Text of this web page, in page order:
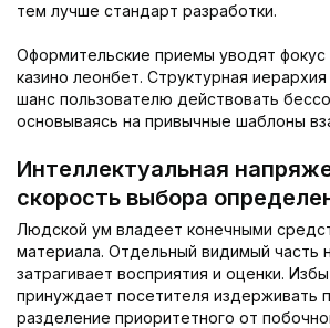
тем лучше стандарт разработки.
Оформительские приемы уводят фокус
казино леонбет. Структурная
шанс пользователю действовать
основываясь на привычные шаблоны
Интеллектуальная
скорость выбора
Людской ум владеет конечными
материала. Отдельный видимый часть
затрагивает восприятия и оценки.
принуждает посетителя издерживать
разделение приоритетного от